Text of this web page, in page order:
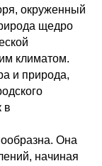
окруженный
щедро
климатом.
и природа,
в
Она
начиная